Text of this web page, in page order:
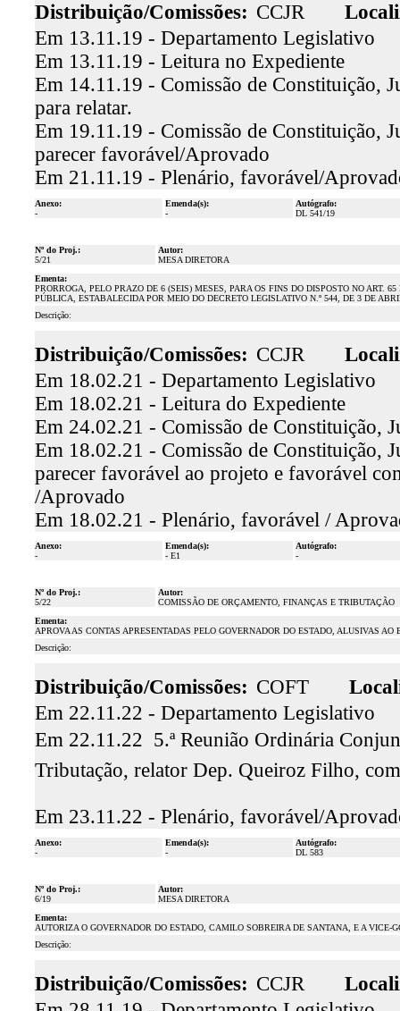
Distribuição/Comissões: CCJR
Em 13.11.19 - Departamento Legislativo
Em 13.11.19 - Leitura no Expediente
Em 14.11.19 - Comissão de Constituição,
para relatar.
Em 19.11.19 - Comissão de Constituição,
parecer favorável/Aprovado
Em 21.11.19 - Plenário, favorável/
Anexo:
-
Emenda(s):
-
Autógrafo:
DL 541/19
Nº do Proj.:
5/21
Autor:
MESA DIRETORA
Ementa:
PRORROGA, PELO PRAZO DE 6 (SEIS) MESES, PARA OS FINS DO DISPOSTO NO ART.
PÚBLICA, ESTABALECIDA POR MEIO DO DECRETO LEGISLATIVO N.º 544, DE 3 DE
Descrição:
Distribuição/Comissões: CCJR
Em 18.02.21 - Departamento Legislativo
Em 18.02.21 - Leitura do Expediente
Em 24.02.21 - Comissão de Constituição,
Em 18.02.21 - Comissão de Constituição,
parecer favorável ao projeto e favorável
/Aprovado
Em 18.02.21 - Plenário, favorável /
Anexo:
-
Emenda(s):
- E1
Autógrafo:
-
Nº do Proj.:
5/22
Autor:
COMISSÃO DE ORÇAMENTO, FINANÇAS E TRIBUTAÇÃO
Ementa:
APROVA AS CONTAS APRESENTADAS PELO GOVERNADOR DO ESTADO, ALUSIVAS AO
Descrição:
Distribuição/Comissões: COFT
Em 22.11.22 - Departamento Legislativo
Em 22.11.22  5.ª Reunião Ordinária
Tributação, relator Dep. Queiroz Filho,
Em 23.11.22 - Plenário, favorável/
Anexo:
-
Emenda(s):
-
Autógrafo:
DL 583
Nº do Proj.:
6/19
Autor:
MESA DIRETORA
Ementa:
AUTORIZA O GOVERNADOR DO ESTADO, CAMILO SOBREIRA DE SANTANA, E A
Descrição:
Distribuição/Comissões: CCJR